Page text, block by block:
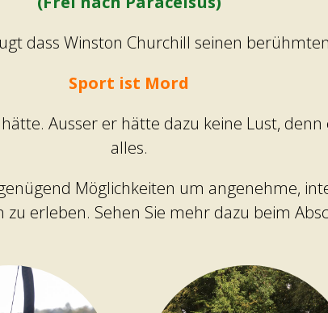
dass Winston Churchill seinen
Sport ist Mord
Ausser er hätte dazu keine Lust,
alles.
Möglichkeiten um angenehme,
erleben. Sehen Sie mehr dazu beim